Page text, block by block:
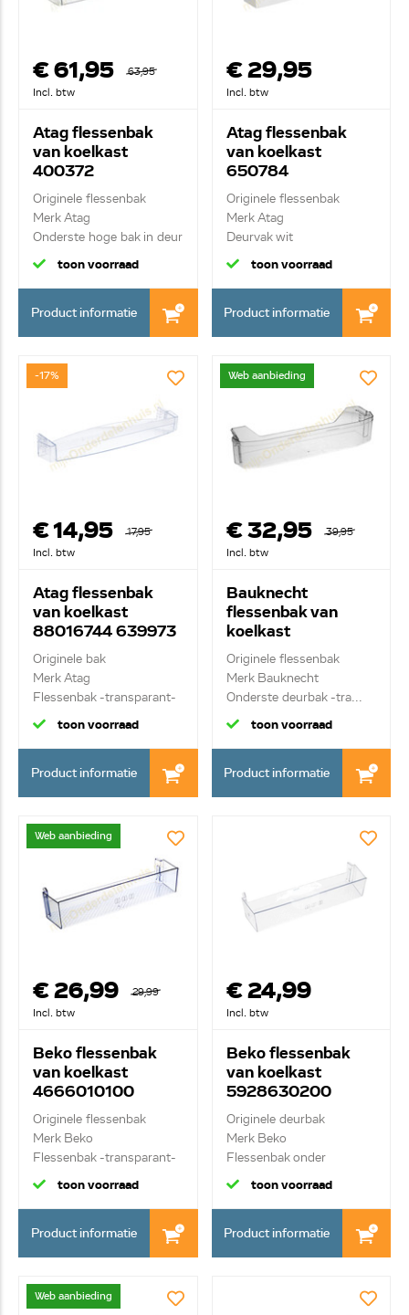
€ 61,95
63,95
Incl. btw
Atag flessenbak
van koelkast
400372
Originele flessenbak
Merk Atag
Onderste hoge bak in deur
toon voorraad
Product informatie
€ 29,95
Incl. btw
Atag flessenbak
van koelkast
650784
Originele flessenbak
Merk Atag
Deurvak wit
toon voorraad
Product informatie
-17%
€ 14,95
17,95
Incl. btw
Atag flessenbak
van koelkast
88016744 639973
Originele bak
Merk Atag
Flessenbak -transparant-
toon voorraad
Product informatie
Web aanbieding
€ 32,95
39,95
Incl. btw
Bauknecht
flessenbak van
koelkast
481241829759
Originele flessenbak
Merk Bauknecht
Onderste deurbak -tra...
toon voorraad
Product informatie
Web aanbieding
€ 26,99
29,99
Incl. btw
Beko flessenbak
van koelkast
4666010100
C00864909
Originele flessenbak
Merk Beko
Flessenbak -transparant-
toon voorraad
Product informatie
€ 24,99
Incl. btw
Beko flessenbak
van koelkast
5928630200
Originele deurbak
Merk Beko
Flessenbak onder
toon voorraad
Product informatie
Web aanbieding